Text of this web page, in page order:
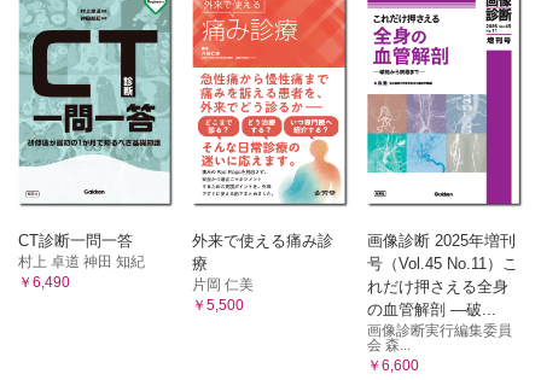
CT診断一問一答
村上 卓道 神田 知紀
￥6,490
外来で使える痛み診
療
片岡 仁美
￥5,500
画像診断 2025年増刊
号（Vol.45 No.11）こ
れだけ押さえる全身
の血管解剖 ―破...
画像診断実行編集委員
会 森...
￥6,600